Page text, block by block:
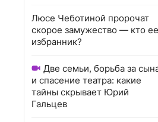
Люсе Чеботиной пророчат
скорое замужество — кто ее
избранник?
Две семьи, борьба за
и спасение театра: какие
тайны скрывает Юрий
Гальцев